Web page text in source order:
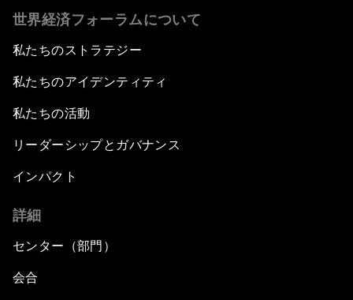
世界経済フォーラムについて
私たちのストラテジー
私たちのアイデンティティ
私たちの活動
リーダーシップとガバナンス
インパクト
詳細
センター（部門）
会合